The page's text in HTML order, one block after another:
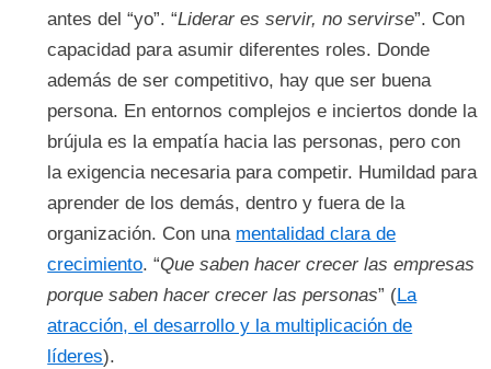
antes del “yo”. “Liderar es servir, no servirse”. Con
capacidad para asumir diferentes roles. Donde
además de ser competitivo, hay que ser buena
persona. En entornos complejos e inciertos donde la
brújula es la empatía hacia las personas, pero con
la exigencia necesaria para competir. Humildad para
aprender de los demás, dentro y fuera de la
organización. Con una mentalidad clara de
crecimiento. “Que saben hacer crecer las empresas
porque saben hacer crecer las personas” (La
atracción, el desarrollo y la multiplicación de
líderes).